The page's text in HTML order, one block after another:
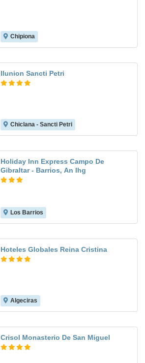
Chipiona
Ilunion Sancti Petri
Chiclana - Sancti Petri
Holiday Inn Express Campo De
Gibraltar - Barrios, An Ihg
Los Barrios
Hoteles Globales Reina Cristina
Algeciras
Crisol Monasterio De San Miguel